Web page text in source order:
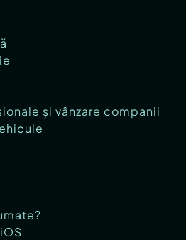
și vânzare companii